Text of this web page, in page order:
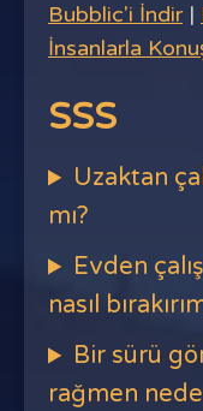
Bubblic'i İndir|
İnsanlarla
SSS
Uzaktan
mı?
Evden
nasıl
Bir sürü
rağmen